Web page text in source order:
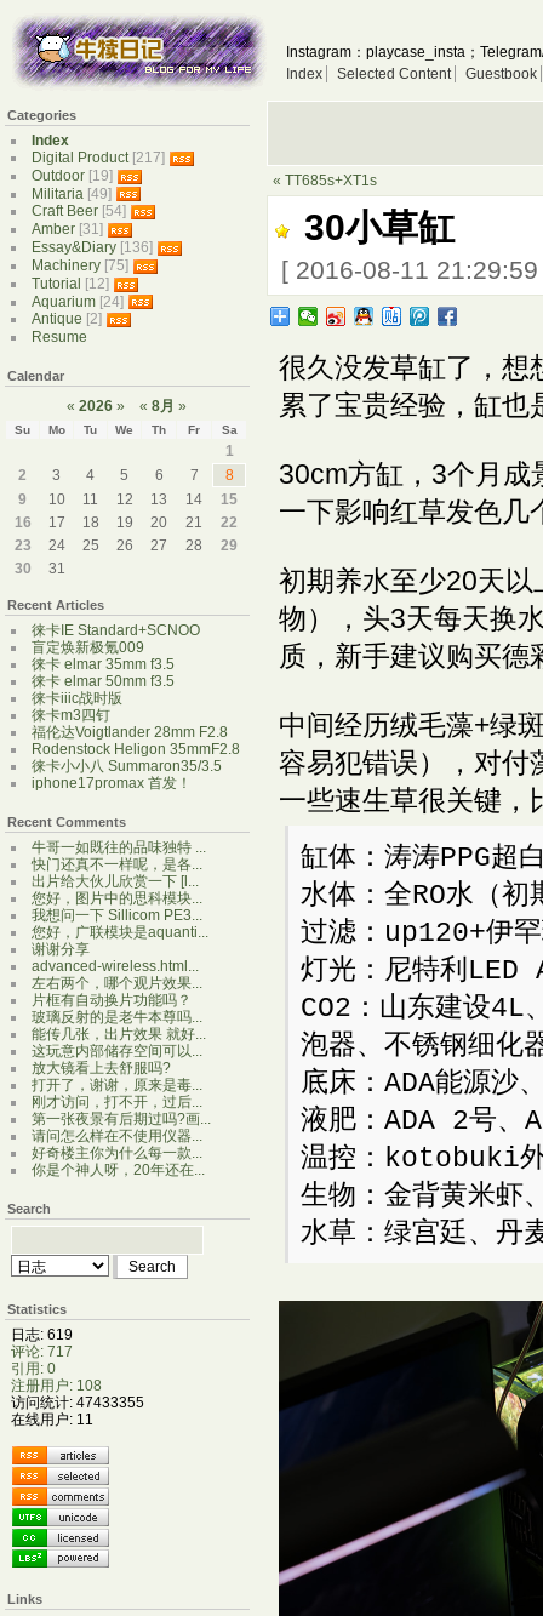
Instagram：playcase_insta；
Index
Selected Content Guestbook
« TT685s+XT1s
30小草缸
[ 2016-08-11
很久没发草缸了，想
累了宝贵经验，缸也
30cm方缸，3个月成
一下影响红草发色几
初期养水至少20天
物），头3天每天换
质，新手建议购买德
中间经历绒毛藻+绿
容易犯错误），对付
一些速生草很关键，
缸体：涛涛PPG超
水体：全RO水（
过滤：up120+伊
灯光：尼特利
CO2：山东建设
泡器、不锈钢细化
底床：ADA能源沙
液肥：ADA 2号、
温控：kotobuki外
生物：金背黄米虾
水草：绿宫廷、丹
Categories
Index
Digital Product[217]
Outdoor [19]
Militaria [49]
Craft Beer [54]
Amber [31]
Essay&Diary [136]
Machinery [75]
Tutorial [12]
Aquarium [24]
Antique [2]
Resume
Calendar
« 2026 » « 8月 »
Su Mo Tu We Th Fr Sa
1
2
3 4 5 6 7
8
9
10 11 12 13 14
15
16
17 18 19 20 21
22
23
24 25 26 27 28
29
30
31
Recent Articles
徕卡IE Standard+SCNOO
盲定焕新极氪009
徕卡 elmar 35mm f3.5
徕卡 elmar 50mm f3.5
徕卡iiic战时版
徕卡m3四钉
福伦达Voigtlander 28mm F2.8
Rodenstock Heligon 35mmF2.8
徕卡小小八 Summaron35/3.5
iphone17promax 首发！
Recent Comments
牛哥一如既往的品味独特 ...
快门还真不一样呢，是各...
出片给大伙儿欣赏一下 [l...
您好，图片中的思科模块...
我想问一下 Sillicom PE3...
您好，广联模块是aquanti...
谢谢分享
advanced-wireless.html...
左右两个，哪个观片效果...
片框有自动换片功能吗？
玻璃反射的是老牛本尊吗...
能传几张，出片效果 就好...
这玩意内部储存空间可以...
放大镜看上去舒服吗?
打开了，谢谢，原来是毒...
刚才访问，打不开，过后...
第一张夜景有后期过吗?画...
请问怎么样在不使用仪器...
好奇楼主你为什么每一款...
你是个神人呀，20年还在...
Search
Statistics
日志: 619
评论: 717
引用: 0
注册用户: 108
访问统计: 47433355
在线用户: 11
Links